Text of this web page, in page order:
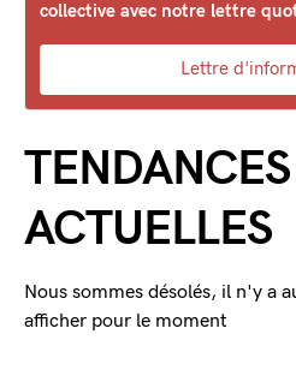
collective avec notre lettre
Lettre
TENDANCES
ACTUELLES
Nous sommes désolés, il n'y a
afficher pour le moment